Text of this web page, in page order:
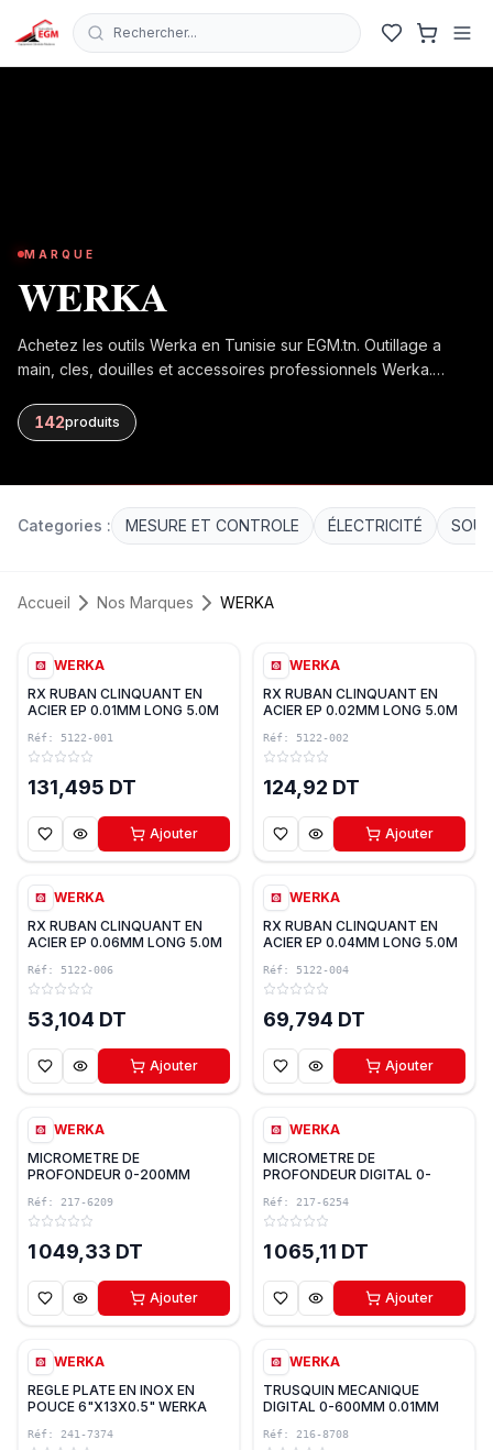
Rechercher...
MARQUE
WERKA
Achetez les outils Werka en Tunisie sur EGM.tn. Outillage a
main, cles, douilles et accessoires professionnels Werka.
142produits
Categories : MESURE ET CONTROLE ÉLECTRICITÉ
Accueil Nos Marques WERKA
WERKA
RX RUBAN CLINQUANT EN
ACIER EP 0.01MM LONG 5.0M
Réf: 5122-001
131,495 DT
Ajouter
WERKA
RX RUBAN CLINQUANT EN
ACIER EP 0.02MM LONG 5.0M
Réf: 5122-002
124,92 DT
Ajouter
WERKA
RX RUBAN CLINQUANT EN
ACIER EP 0.06MM LONG 5.0M
Réf: 5122-006
53,104 DT
Ajouter
WERKA
RX RUBAN CLINQUANT EN
ACIER EP 0.04MM LONG 5.0M
Réf: 5122-004
69,794 DT
Ajouter
WERKA
MICROMETRE DE
PROFONDEUR 0-200MM
Réf: 217-6209
1 049,33 DT
Ajouter
WERKA
MICROMETRE DE
PROFONDEUR DIGITAL 0-
Réf: 217-6254
1 065,11 DT
Ajouter
WERKA
REGLE PLATE EN INOX EN
POUCE 6"X13X0.5" WERKA
Réf: 241-7374
WERKA
TRUSQUIN MECANIQUE
DIGITAL 0-600MM 0.01MM
Réf: 216-8708